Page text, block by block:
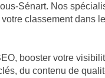
Sénart. Nos
classement dans
booster votre
du contenu de